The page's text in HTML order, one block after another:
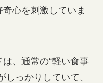
心を刺激していま
、通常の“軽い食事
しっかりしていて、